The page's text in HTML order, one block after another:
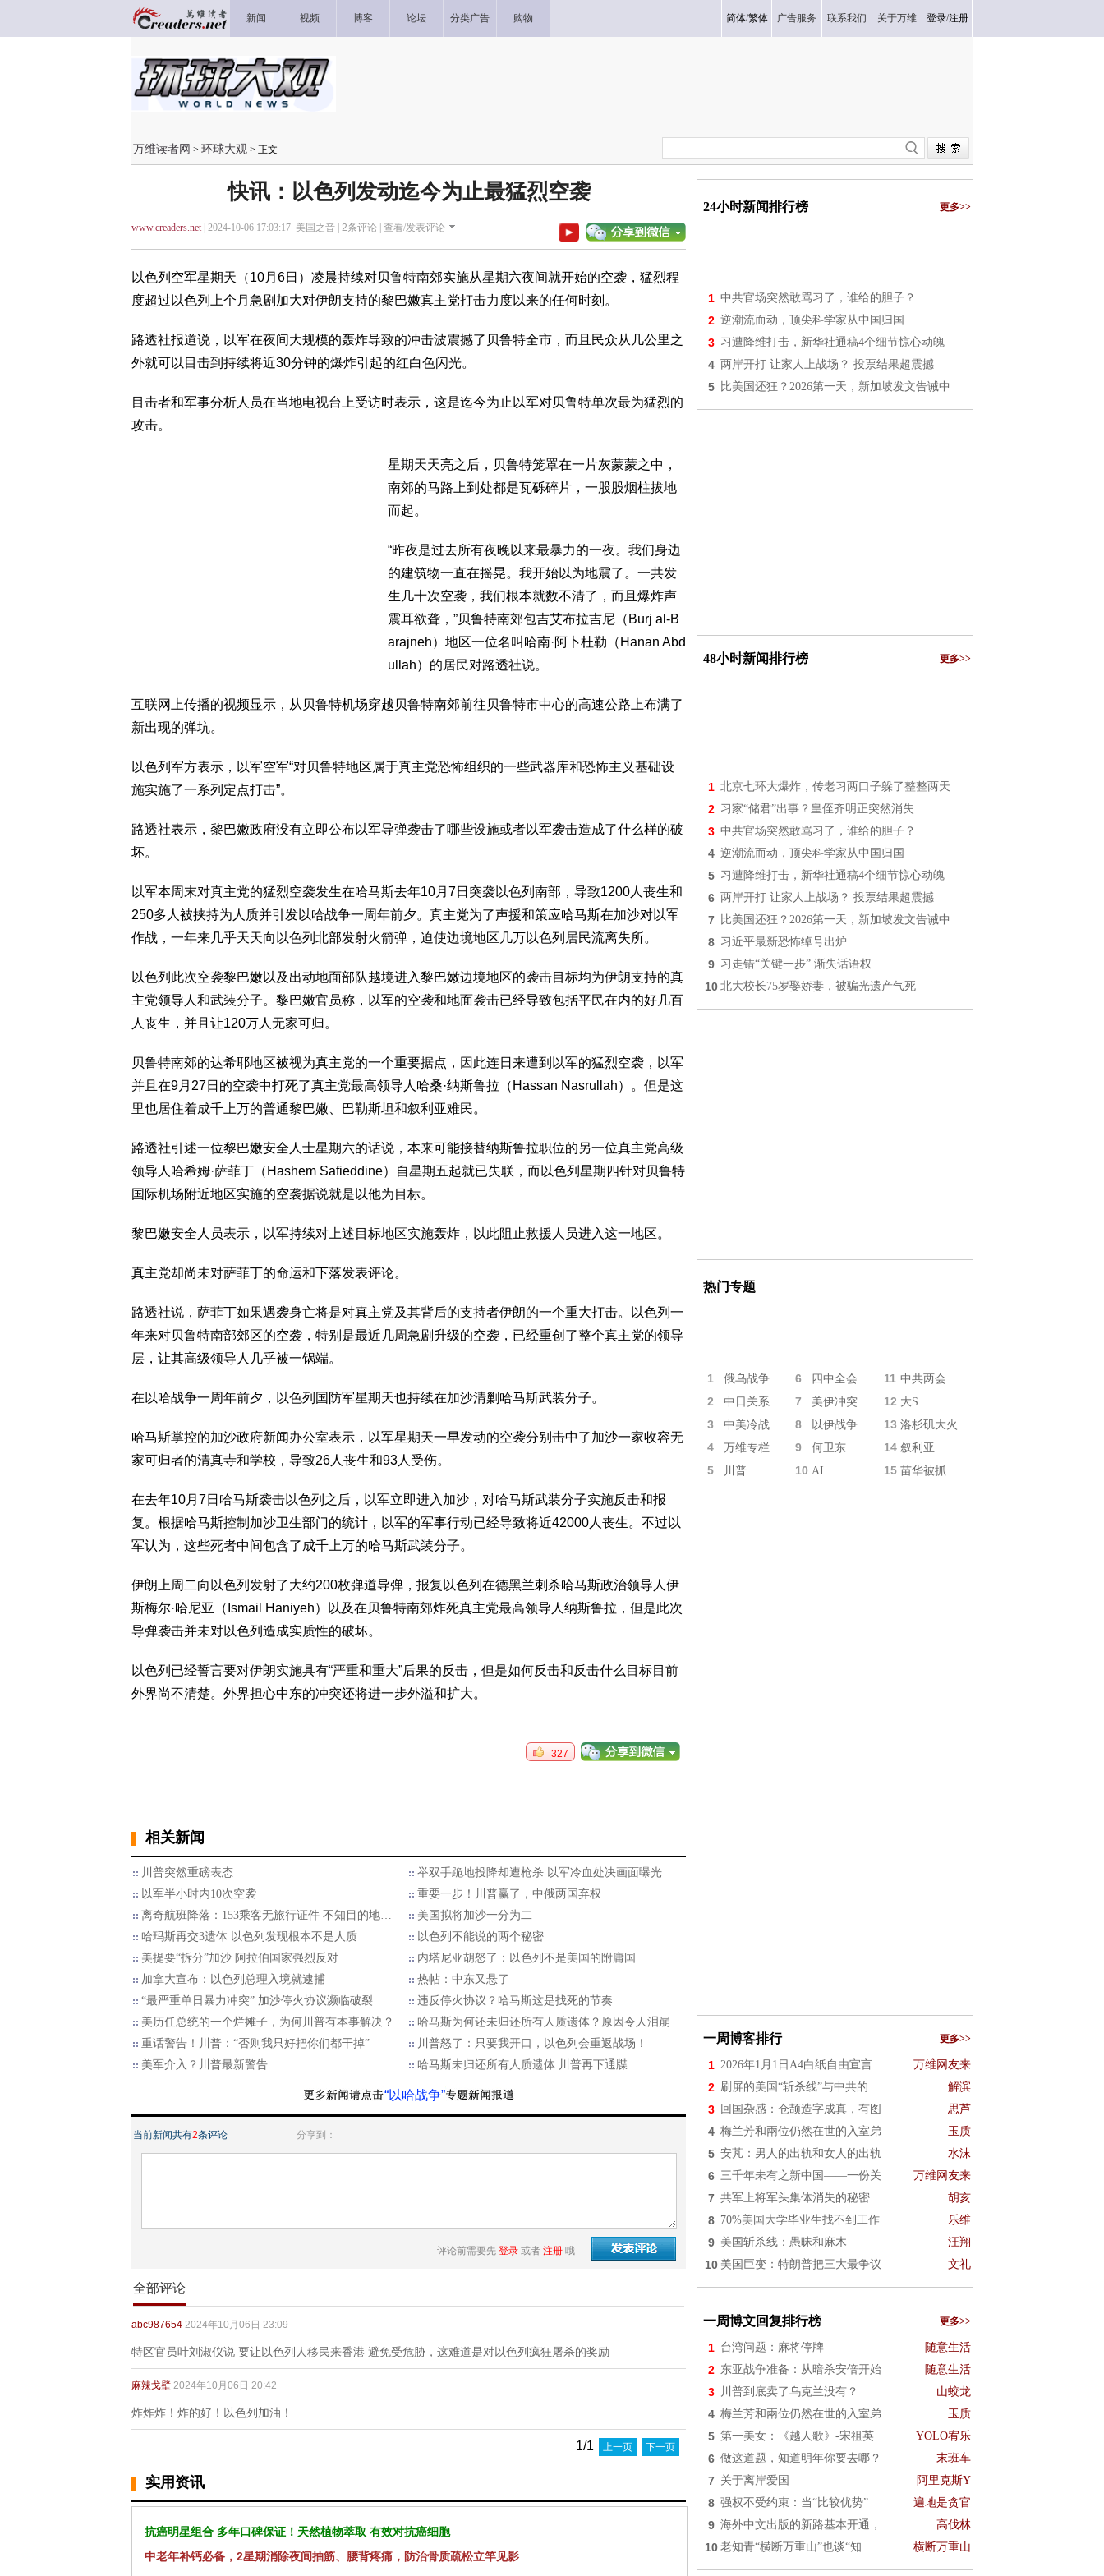
新闻 视频 博客 论坛 分类广告 购物 简体/繁体 广告服务 联系我们 关于万维 登录/注册
万维读者网 > 环球大观 > 正文
快讯：以色列发动迄今为止最猛烈空袭
www.creaders.net| 2024-10-06 17:03:17 美国之音 | 2条评论 | 查看/发表评论
以色列空军星期天（10月6日）凌晨持续对贝鲁特南郊实施从星期六夜间就开始的空袭，猛烈程
度超过以色列上个月急剧加大对伊朗支持的黎巴嫩真主党打击力度以来的任何时刻。
路透社报道说，以军在夜间大规模的轰炸导致的冲击波震撼了贝鲁特全市，而且民众从几公里之
外就可以目击到持续将近30分钟的爆炸引起的红白色闪光。
目击者和军事分析人员在当地电视台上受访时表示，这是迄今为止以军对贝鲁特单次最为猛烈的
攻击。
星期天天亮之后，贝鲁特笼罩在一片灰蒙蒙之中，
南郊的马路上到处都是瓦砾碎片，一股股烟柱拔地
而起。
“昨夜是过去所有夜晚以来最暴力的一夜。我们身边
的建筑物一直在摇晃。我开始以为地震了。一共发
生几十次空袭，我们根本就数不清了，而且爆炸声
震耳欲聋，”贝鲁特南郊包吉艾布拉吉尼（Burj al-B
arajneh）地区一位名叫哈南·阿卜杜勒（Hanan Abd
ullah）的居民对路透社说。
互联网上传播的视频显示，从贝鲁特机场穿越贝鲁特南郊前往贝鲁特市中心的高速公路上布满了
新出现的弹坑。
以色列军方表示，以军空军“对贝鲁特地区属于真主党恐怖组织的一些武器库和恐怖主义基础设
施实施了一系列定点打击”。
路透社表示，黎巴嫩政府没有立即公布以军导弹袭击了哪些设施或者以军袭击造成了什么样的破
坏。
以军本周末对真主党的猛烈空袭发生在哈马斯去年10月7日突袭以色列南部，导致1200人丧生和
250多人被挟持为人质并引发以哈战争一周年前夕。真主党为了声援和策应哈马斯在加沙对以军
作战，一年来几乎天天向以色列北部发射火箭弹，迫使边境地区几万以色列居民流离失所。
以色列此次空袭黎巴嫩以及出动地面部队越境进入黎巴嫩边境地区的袭击目标均为伊朗支持的真
主党领导人和武装分子。黎巴嫩官员称，以军的空袭和地面袭击已经导致包括平民在内的好几百
人丧生，并且让120万人无家可归。
贝鲁特南郊的达希耶地区被视为真主党的一个重要据点，因此连日来遭到以军的猛烈空袭，以军
并且在9月27日的空袭中打死了真主党最高领导人哈桑·纳斯鲁拉（Hassan Nasrullah）。但是这
里也居住着成千上万的普通黎巴嫩、巴勒斯坦和叙利亚难民。
路透社引述一位黎巴嫩安全人士星期六的话说，本来可能接替纳斯鲁拉职位的另一位真主党高级
领导人哈希姆·萨菲丁（Hashem Safieddine）自星期五起就已失联，而以色列星期四针对贝鲁特
国际机场附近地区实施的空袭据说就是以他为目标。
黎巴嫩安全人员表示，以军持续对上述目标地区实施轰炸，以此阻止救援人员进入这一地区。
真主党却尚未对萨菲丁的命运和下落发表评论。
路透社说，萨菲丁如果遇袭身亡将是对真主党及其背后的支持者伊朗的一个重大打击。以色列一
年来对贝鲁特南部郊区的空袭，特别是最近几周急剧升级的空袭，已经重创了整个真主党的领导
层，让其高级领导人几乎被一锅端。
在以哈战争一周年前夕，以色列国防军星期天也持续在加沙清剿哈马斯武装分子。
哈马斯掌控的加沙政府新闻办公室表示，以军星期天一早发动的空袭分别击中了加沙一家收容无
家可归者的清真寺和学校，导致26人丧生和93人受伤。
在去年10月7日哈马斯袭击以色列之后，以军立即进入加沙，对哈马斯武装分子实施反击和报
复。根据哈马斯控制加沙卫生部门的统计，以军的军事行动已经导致将近42000人丧生。不过以
军认为，这些死者中间包含了成千上万的哈马斯武装分子。
伊朗上周二向以色列发射了大约200枚弹道导弹，报复以色列在德黑兰刺杀哈马斯政治领导人伊
斯梅尔·哈尼亚（Ismail Haniyeh）以及在贝鲁特南郊炸死真主党最高领导人纳斯鲁拉，但是此次
导弹袭击并未对以色列造成实质性的破坏。
以色列已经誓言要对伊朗实施具有“严重和重大”后果的反击，但是如何反击和反击什么目标目前
外界尚不清楚。外界担心中东的冲突还将进一步外溢和扩大。
327
相关新闻
川普突然重磅表态
举双手跪地投降却遭枪杀 以军冷血处决画面曝光
以军半小时内10次空袭
重要一步！川普赢了，中俄两国弃权
离奇航班降落：153乘客无旅行证件 不知目的地…
美国拟将加沙一分为二
哈玛斯再交3遗体 以色列发现根本不是人质
以色列不能说的两个秘密
美提要“拆分”加沙 阿拉伯国家强烈反对
内塔尼亚胡怒了：以色列不是美国的附庸国
加拿大宣布：以色列总理入境就逮捕
热帖：中东又悬了
“最严重单日暴力冲突” 加沙停火协议濒临破裂
违反停火协议？哈马斯这是找死的节奏
美历任总统的一个烂摊子，为何川普有本事解决？
哈马斯为何还未归还所有人质遗体？原因令人泪崩
重话警告！川普：“否则我只好把你们都干掉”
川普怒了：只要我开口，以色列会重返战场！
美军介入？川普最新警告
哈马斯未归还所有人质遗体 川普再下通牒
“以哈战争”
当前新闻共有2条评论 分享到：
评论前需要先 登录 或者 注册 哦
全部评论
abc987654 2024年10月06日 23:09
特区官员叶刘淑仪说 要让以色列人移民来香港 避免受危胁，这难道是对以色列疯狂屠杀的奖励
麻辣戈壁 2024年10月06日 20:42
炸炸炸！炸的好！以色列加油！
1/1 上一页 下一页
实用资讯
抗癌明星组合 多年口碑保证！天然植物萃取 有效对抗癌细胞
中老年补钙必备，2星期消除夜间抽筋、腰背疼痛，防治骨质疏松立竿见影
24小时新闻排行榜 更多>>
1 中共官场突然敢骂习了，谁给的胆子？
2 逆潮流而动，顶尖科学家从中国归国
3 习遭降维打击，新华社通稿4个细节惊心动魄
4 两岸开打 让家人上战场？ 投票结果超震撼
5 比美国还狂？2026第一天，新加坡发文告诫中
48小时新闻排行榜 更多>>
1 北京七环大爆炸，传老习两口子躲了整整两天
2 习家“储君”出事？皇侄齐明正突然消失
3 中共官场突然敢骂习了，谁给的胆子？
4 逆潮流而动，顶尖科学家从中国归国
5 习遭降维打击，新华社通稿4个细节惊心动魄
6 两岸开打 让家人上战场？ 投票结果超震撼
7 比美国还狂？2026第一天，新加坡发文告诫中
8 习近平最新恐怖绰号出炉
9 习走错“关键一步” 渐失话语权
10 北大校长75岁娶娇妻，被骗光遗产气死
热门专题
1 俄乌战争 6 四中全会 11 中共两会
2 中日关系 7 美伊冲突 12 大S
3 中美冷战 8 以伊战争 13 洛杉矶大火
4 万维专栏 9 何卫东 14 叙利亚
5 川普 10 AI 15 苗华被抓
一周博客排行 更多>>
1 2026年1月1日A4白纸自由宣言 万维网友来
2 刷屏的美国“斩杀线”与中共的 解滨
3 回国杂感：仓颉造字成真，有图 思芦
4 梅兰芳和兩位仍然在世的入室弟 玉质
5 安芃：男人的出轨和女人的出轨 水沫
6 三千年未有之新中国——一份关 万维网友来
7 共军上将军头集体消失的秘密 胡亥
8 70%美国大学毕业生找不到工作 乐维
9 美国斩杀线：愚昧和麻木 汪翔
10 美国巨变：特朗普把三大最争议 文礼
一周博文回复排行榜 更多>>
1 台湾问题：麻将停牌 随意生活
2 东亚战争准备：从暗杀安倍开始 随意生活
3 川普到底卖了乌克兰没有？ 山蛟龙
4 梅兰芳和兩位仍然在世的入室弟 玉质
5 第一美女：《越人歌》-宋祖英 YOLO宥乐
6 做这道题，知道明年你要去哪？ 末班车
7 关于离岸爱国 阿里克斯Y
8 强权不受约束：当“比较优势” 遍地是贪官
9 海外中文出版的新路基本开通， 高伐林
10 老知青“横断万重山”也谈“知 横断万重山